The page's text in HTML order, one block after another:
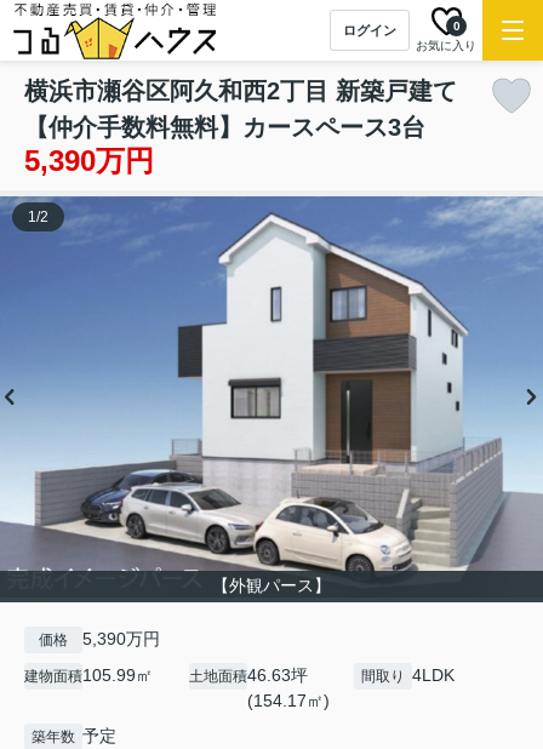
ログイン
お気に入り
0
横浜市瀬谷区阿久和西2丁目 新築戸建て
【仲介手数料無料】カースペース3台
5,390万円
【外観パース】
1/2
価格 5,390万円
建物面積105.99㎡ 土地面積46.63坪
(154.17㎡)
間取り 4LDK
築年数 予定